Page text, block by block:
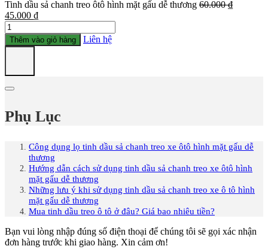
Tinh dầu sả chanh treo ôtô hình mặt gấu dễ thương 60.000₫
Giá
gốc
là:
60.000 ₫.
45.000 ₫Giá
tại
là:
Số
lượng
Thêm vào giỏ hàng Liên hệ
Phụ Lục
Công dụng lọ tinh dầu sả chanh treo xe ôtô hình mặt gấu dễ
thương
Hướng dẫn cách sử dụng tinh dầu sả chanh treo xe ôtô hình
mặt gấu dễ thương
Những lưu ý khi sử dụng tinh dầu sả chanh treo xe ô tô hình
mặt gấu dễ thương
Mua tinh dầu treo ô tô ở đâu? Giá bao nhiêu tiền?
Bạn vui lòng nhập đúng số điện thoại để chúng tôi sẽ gọi xác nhận
đơn hàng trước khi giao hàng. Xin cảm ơn!